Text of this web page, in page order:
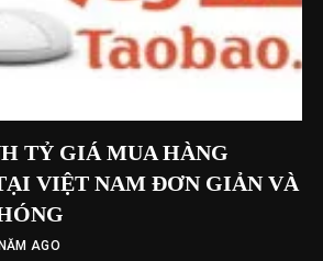
TỶ GIÁ MUA HÀNG
VIỆT NAM ĐƠN GIẢN VÀ
AGO